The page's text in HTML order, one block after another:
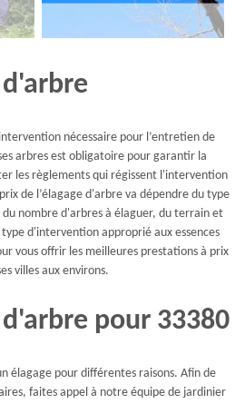
nécessaire pour l’entretien de
arbres est obligatoire pour garantir la
les règlements qui régissent l'intervention
de l’élagage d'arbre va dépendre du type
du nombre d'arbres à élaguer, du terrain et
d'intervention approprié aux essences
vous offrir les meilleures prestations à prix
villes aux environs.
pour 33380
élagage pour différentes raisons. Afin de
faites appel à notre équipe de jardinier